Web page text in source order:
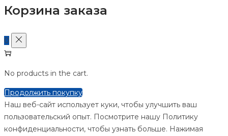
Корзина заказа
0
No products in the cart.
Продолжить покупку
Наш веб-сайт использует куки, чтобы улучшить ваш
пользовательский опыт. Посмотрите нашу Политику
конфиденциальности, чтобы узнать больше. Нажимая